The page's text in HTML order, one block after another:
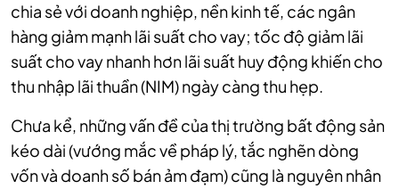
chia sẻ với doanh nghiệp, nền kinh tế, các ngân
hàng giảm mạnh lãi suất cho vay; tốc độ giảm lãi
suất cho vay nhanh hơn lãi suất huy động khiến cho
thu nhập lãi thuần (NIM) ngày càng thu hẹp.
Chưa kể, những vấn đề của thị trường bất động sản
kéo dài (vướng mắc về pháp lý, tắc nghẽn dòng
vốn và doanh số bán ảm đạm) cũng là nguyên nhân